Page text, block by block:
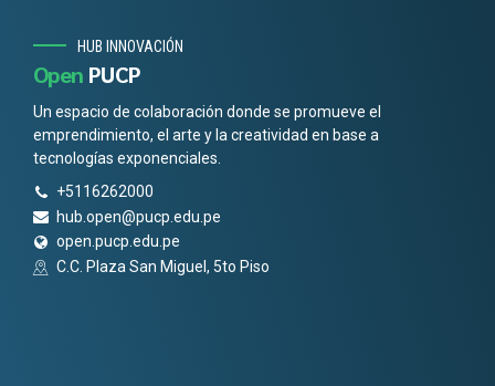
HUB INNOVACIÓN
Open PUCP
Un espacio de colaboración donde se promueve el
emprendimiento, el arte y la creatividad en base a
tecnologías exponenciales.
+5116262000
hub.open@pucp.edu.pe
open.pucp.edu.pe
C.C. Plaza San Miguel, 5to Piso